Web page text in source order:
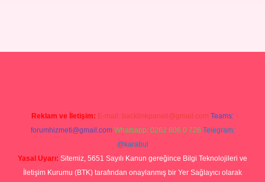
Reklam ve İletişim: E-mail: backlinkpaneli@gmail.com Teams:
forumhizmeti@gmail.com Whatsapp: 0262 606 0 726 Telegram:
@karabul
Yasal Uyarı: Sitemiz, 5651 Sayılı Kanun gereğince Bilgi Teknolojileri ve
İletişim Kurumu (BTK) tarafından onaylanmış bir Yer Sağlayıcı olarak